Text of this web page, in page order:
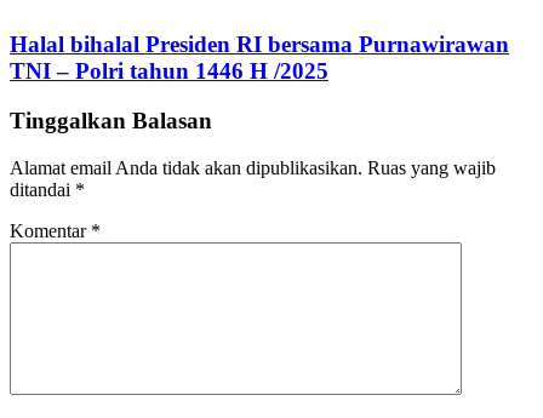
Halal bihalal Presiden RI bersama Purnawirawan
TNI – Polri tahun 1446 H /2025
Tinggalkan Balasan
Alamat email Anda tidak akan dipublikasikan. Ruas yang wajib
ditandai *
Komentar *